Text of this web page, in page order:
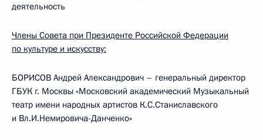
деятельность
Члены Совета при Президенте Российской Федерации
по культуре и искусству:
БОРИСОВ Андрей Александрович – генеральный директор
ГБУК г. Москвы «Московский академический Музыкальный
театр имени народных артистов К.С.Станиславского
и Вл.И.Немировича-Данченко»